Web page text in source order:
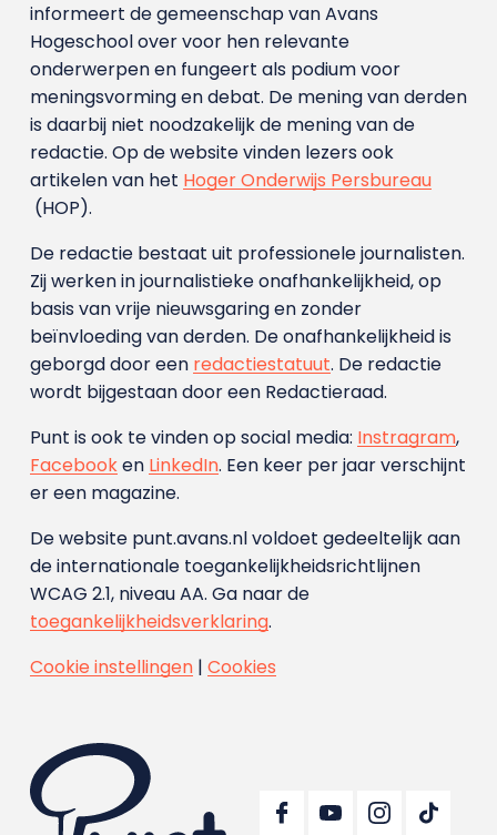
informeert de gemeenschap van Avans
Hogeschool over voor hen relevante
onderwerpen en fungeert als podium voor
meningsvorming en debat. De mening van derden
is daarbij niet noodzakelijk de mening van de
redactie. Op de website vinden lezers ook
artikelen van het Hoger Onderwijs Persbureau
(HOP).
De redactie bestaat uit professionele journalisten.
Zij werken in journalistieke onafhankelijkheid, op
basis van vrije nieuwsgaring en zonder
beïnvloeding van derden. De onafhankelijkheid is
geborgd door een redactiestatuut. De redactie
wordt bijgestaan door een Redactieraad.
Punt is ook te vinden op social media: Instragram,
Facebooken LinkedIn. Een keer per jaar verschijnt
er een magazine.
De website punt.avans.nl voldoet gedeeltelijk aan
de internationale toegankelijkheidsrichtlijnen
WCAG 2.1, niveau AA. Ga naar de
toegankelijkheidsverklaring.
Cookie instellingen| Cookies